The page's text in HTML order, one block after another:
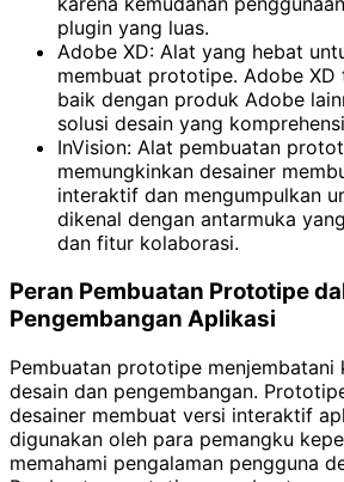
plugin yang luas.
Adobe XD: Alat yang hebat
membuat prototipe. Adobe XD
baik dengan produk Adobe
solusi desain yang
InVision: Alat pembuatan
memungkinkan desainer
interaktif dan mengumpulkan
dikenal dengan antarmuka
dan fitur kolaborasi.
Peran Pembuatan Prototipe
Pengembangan Aplikasi
Pembuatan prototipe menjembatani
desain dan pengembangan.
desainer membuat versi interaktif
digunakan oleh para pemangku
memahami pengalaman pengguna